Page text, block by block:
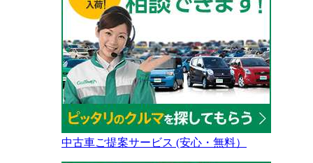
中古車ご提案サービス (安心・無料）